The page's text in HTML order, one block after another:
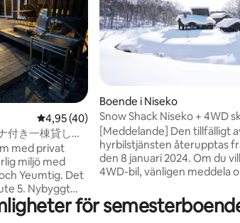
4,95 av 5 i genomsnittligt betyg, 40
4,95 (40)
付き一棟貸し焚
med privat
miljö med
Yeumtig. Det
gjord av
Boende i Niseko
Snow Shack Niseko + 4WD
[Meddelande] Den tillfälligt
hyrbilstjänsten återupptas
den 8 januari 2024. Om du
4WD-bil, vänligen meddela
med detaljer om pris och så
Shack är en stuga omgiven
för